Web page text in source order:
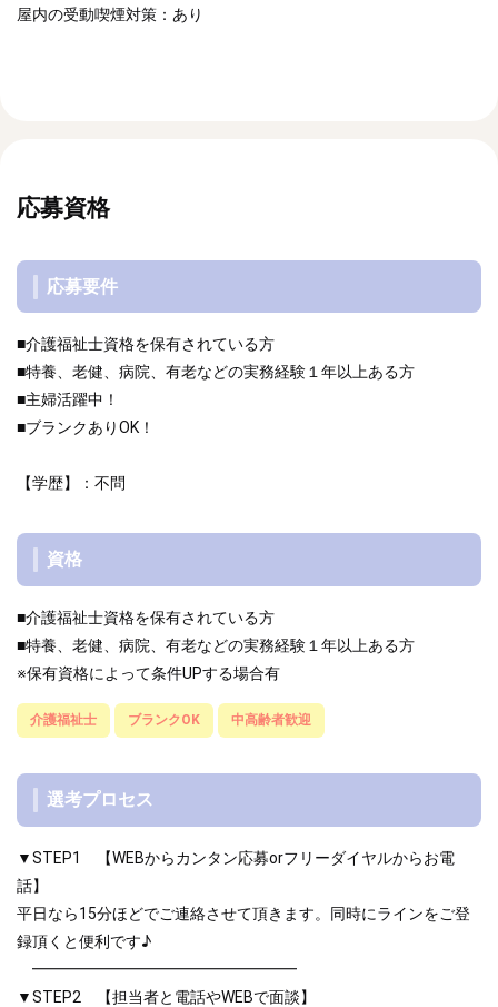
屋内の受動喫煙対策：あり
応募資格
応募要件
■介護福祉士資格を保有されている方
■特養、老健、病院、有老などの実務経験１年以上ある方
■主婦活躍中！
■ブランクありOK！
【学歴】：不問
資格
■介護福祉士資格を保有されている方
■特養、老健、病院、有老などの実務経験１年以上ある方
※保有資格によって条件UPする場合有
介護福祉士 ブランクOK 中高齢者歓迎
選考プロセス
▼STEP1 【WEBからカンタン応募orフリーダイヤルからお電
話】
平日なら15分ほどでご連絡させて頂きます。同時にラインをご登
録頂くと便利です♪
━━━━━━━━━━━━━━━━━
▼STEP2 【担当者と電話やWEBで面談】